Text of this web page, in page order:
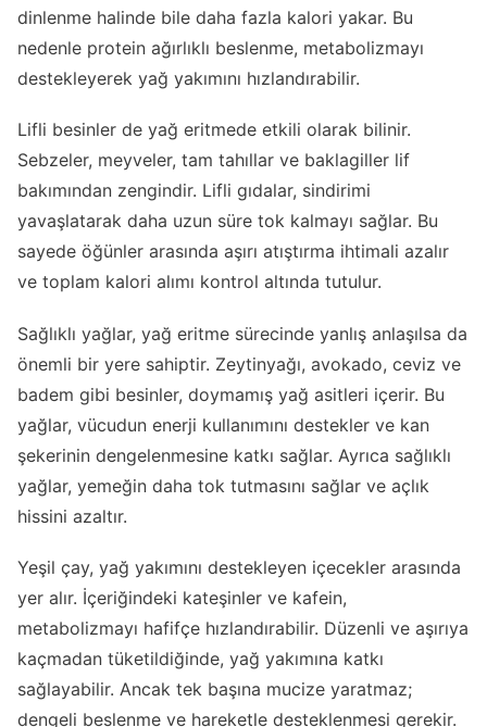
dinlenme halinde bile daha fazla kalori yakar. Bu
nedenle protein ağırlıklı beslenme, metabolizmayı
destekleyerek yağ yakımını hızlandırabilir.
Lifli besinler de yağ eritmede etkili olarak bilinir.
Sebzeler, meyveler, tam tahıllar ve baklagiller lif
bakımından zengindir. Lifli gıdalar, sindirimi
yavaşlatarak daha uzun süre tok kalmayı sağlar. Bu
sayede öğünler arasında aşırı atıştırma ihtimali azalır
ve toplam kalori alımı kontrol altında tutulur.
Sağlıklı yağlar, yağ eritme sürecinde yanlış anlaşılsa da
önemli bir yere sahiptir. Zeytinyağı, avokado, ceviz ve
badem gibi besinler, doymamış yağ asitleri içerir. Bu
yağlar, vücudun enerji kullanımını destekler ve kan
şekerinin dengelenmesine katkı sağlar. Ayrıca sağlıklı
yağlar, yemeğin daha tok tutmasını sağlar ve açlık
hissini azaltır.
Yeşil çay, yağ yakımını destekleyen içecekler arasında
yer alır. İçeriğindeki kateşinler ve kafein,
metabolizmayı hafifçe hızlandırabilir. Düzenli ve aşırıya
kaçmadan tüketildiğinde, yağ yakımına katkı
sağlayabilir. Ancak tek başına mucize yaratmaz;
dengeli beslenme ve hareketle desteklenmesi gerekir.